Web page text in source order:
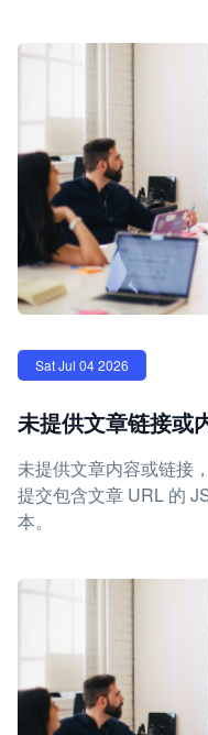
Sat Jul 04 2026
未提供文章链接或
未提供文章内容或链接
提交包含文章 URL 的
本。